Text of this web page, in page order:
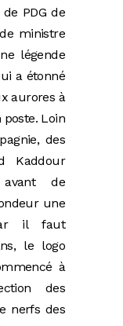
PDG de
ministre
légende
a étonné
aurores à
Loin
des
Kaddour
de
une
il faut
le logo
à
des
nerfs des